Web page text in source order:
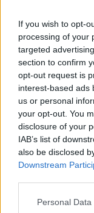
If you wish to opt-
processing of your
targeted
section to confirm
opt-out request is
interest-based ads
us or personal
your opt-out. You
disclosure of your
IAB’s list of
also be disclosed
Downstream
Personal
forti. In Liguria,
Genova ai
Sondrio resta
Milano domina
vale
a livello
prezzi più bassi
mentre
Valle d’Aosta
con 227.000